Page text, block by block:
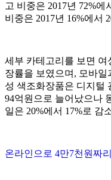
고 비중은 2017년 72%에
비중은 2017년 16%에서
세부 카테고리를 보면 여
장률을 보였으며, 모바일
성 색조화장품은 디지털
94억원으로 늘어났으나
일은 20%에서 17%로 감
온라인으로 4만7천원짜